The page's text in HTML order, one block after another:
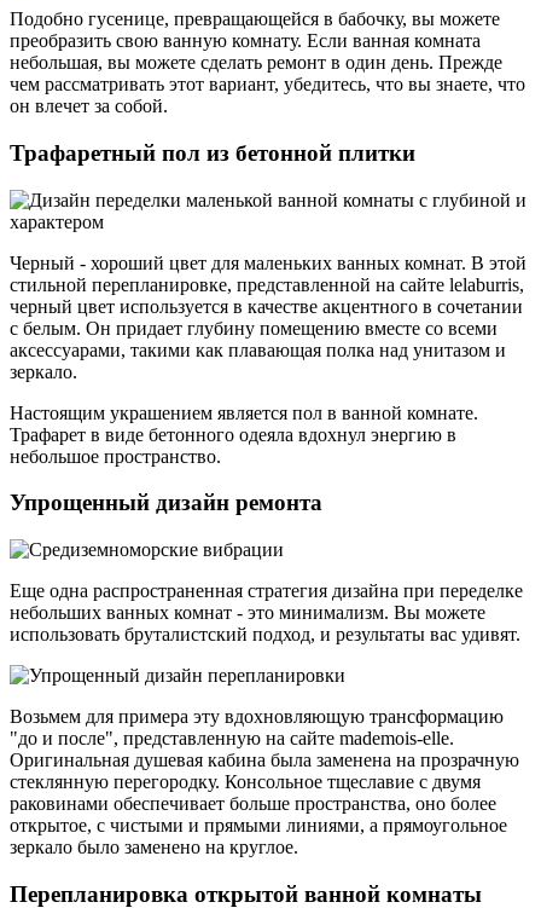
Подобно гусенице, превращающейся в бабочку, вы можете
преобразить свою ванную комнату. Если ванная комната
небольшая, вы можете сделать ремонт в один день. Прежде
чем рассматривать этот вариант, убедитесь, что вы знаете, что
он влечет за собой.
Трафаретный пол из бетонной плитки
Черный - хороший цвет для маленьких ванных комнат. В этой
стильной перепланировке, представленной на сайте lelaburris,
черный цвет используется в качестве акцентного в сочетании
с белым. Он придает глубину помещению вместе со всеми
аксессуарами, такими как плавающая полка над унитазом и
зеркало.
Настоящим украшением является пол в ванной комнате.
Трафарет в виде бетонного одеяла вдохнул энергию в
небольшое пространство.
Упрощенный дизайн ремонта
Еще одна распространенная стратегия дизайна при переделке
небольших ванных комнат - это минимализм. Вы можете
использовать бруталистский подход, и результаты вас удивят.
Возьмем для примера эту вдохновляющую трансформацию
"до и после", представленную на сайте mademois-elle.
Оригинальная душевая кабина была заменена на прозрачную
стеклянную перегородку. Консольное тщеславие с двумя
раковинами обеспечивает больше пространства, оно более
открытое, с чистыми и прямыми линиями, а прямоугольное
зеркало было заменено на круглое.
Перепланировка открытой ванной комнаты